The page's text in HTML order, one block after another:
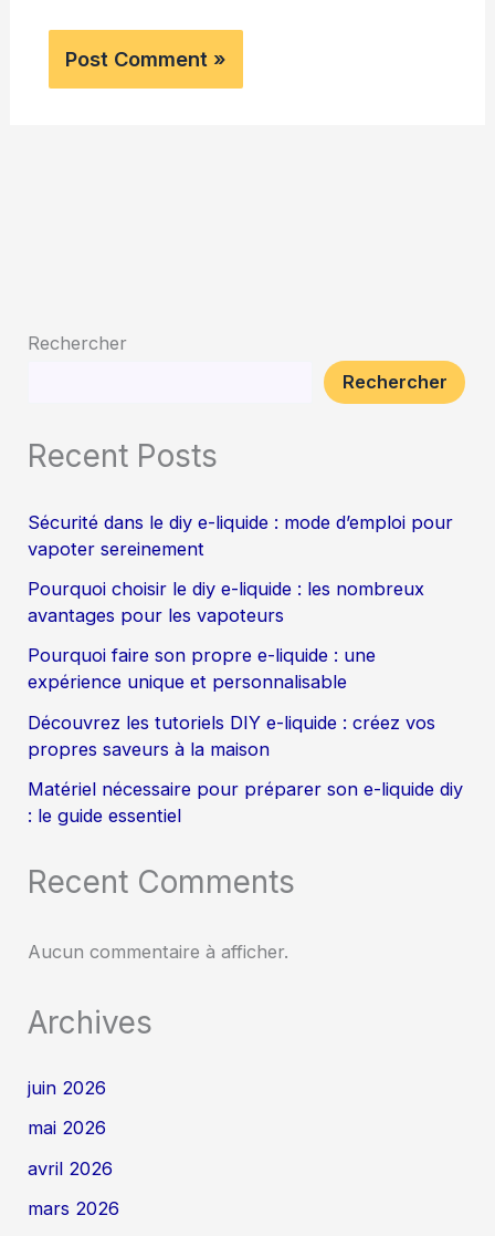
Rechercher
Rechercher
Recent Posts
Sécurité dans le diy e-liquide : mode d’emploi pour
vapoter sereinement
Pourquoi choisir le diy e-liquide : les nombreux
avantages pour les vapoteurs
Pourquoi faire son propre e-liquide : une
expérience unique et personnalisable
Découvrez les tutoriels DIY e-liquide : créez vos
propres saveurs à la maison
Matériel nécessaire pour préparer son e-liquide diy
: le guide essentiel
Recent Comments
Aucun commentaire à afficher.
Archives
juin 2026
mai 2026
avril 2026
mars 2026